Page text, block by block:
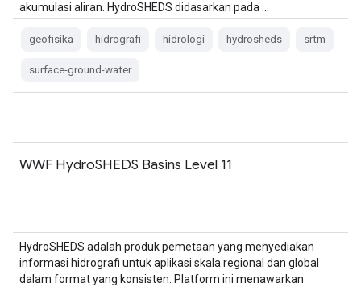
akumulasi aliran. HydroSHEDS didasarkan pada …
geofisika hidrografi hidrologi hydrosheds srtm
surface-ground-water
WWF HydroSHEDS Basins Level 11
HydroSHEDS adalah produk pemetaan yang menyediakan
informasi hidrografi untuk aplikasi skala regional dan global
dalam format yang konsisten. Platform ini menawarkan